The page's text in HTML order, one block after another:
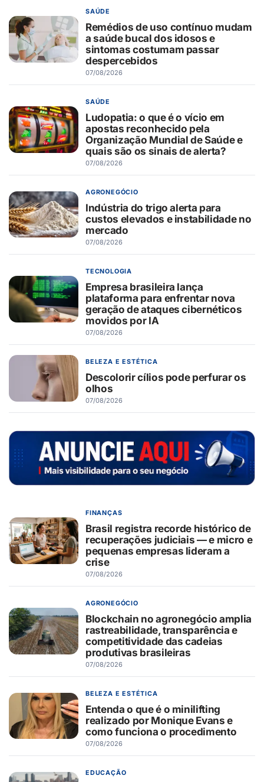
SAÚDE
Remédios de uso contínuo mudam
a saúde bucal dos idosos e
sintomas costumam passar
despercebidos
07/08/2026
SAÚDE
Ludopatia: o que é o vício em
apostas reconhecido pela
Organização Mundial de Saúde e
quais são os sinais de alerta?
07/08/2026
AGRONEGÓCIO
Indústria do trigo alerta para
custos elevados e instabilidade no
mercado
07/08/2026
TECNOLOGIA
Empresa brasileira lança
plataforma para enfrentar nova
geração de ataques cibernéticos
movidos por IA
07/08/2026
BELEZA E ESTÉTICA
Descolorir cílios pode perfurar os
olhos
07/08/2026
FINANÇAS
Brasil registra recorde histórico de
recuperações judiciais — e micro e
pequenas empresas lideram a
crise
07/08/2026
AGRONEGÓCIO
Blockchain no agronegócio amplia
rastreabilidade, transparência e
competitividade das cadeias
produtivas brasileiras
07/08/2026
BELEZA E ESTÉTICA
Entenda o que é o minilifting
realizado por Monique Evans e
como funciona o procedimento
07/08/2026
EDUCAÇÃO